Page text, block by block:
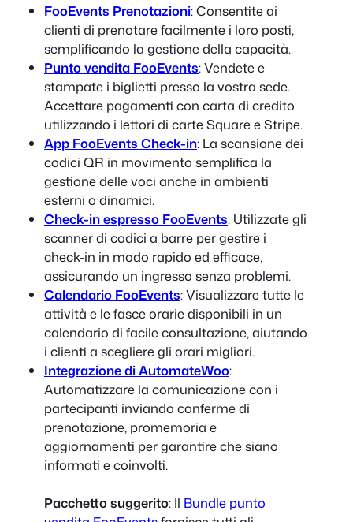
FooEvents Prenotazioni: Consentite ai
clienti di prenotare facilmente i loro posti,
semplificando la gestione della capacità.
Punto vendita FooEvents: Vendete e
stampate i biglietti presso la vostra sede.
Accettare pagamenti con carta di credito
utilizzando i lettori di carte Square e Stripe.
App FooEvents Check-in: La scansione dei
codici QR in movimento semplifica la
gestione delle voci anche in ambienti
esterni o dinamici.
Check-in espresso FooEvents: Utilizzate gli
scanner di codici a barre per gestire i
check-in in modo rapido ed efficace,
assicurando un ingresso senza problemi.
Calendario FooEvents: Visualizzare tutte le
attività e le fasce orarie disponibili in un
calendario di facile consultazione, aiutando
i clienti a scegliere gli orari migliori.
Integrazione di AutomateWoo:
Automatizzare la comunicazione con i
partecipanti inviando conferme di
prenotazione, promemoria e
aggiornamenti per garantire che siano
informati e coinvolti.
Pacchetto suggerito: Il Bundle punto